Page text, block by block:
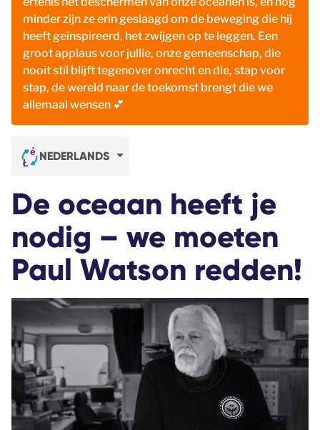
minder zijn ze erin geslaagd om de beweging die hij
heeft geïnspireerd, het zwijgen op te leggen. Een
groot applaus voor jullie, onze gemeenschap, die
nooit stil blijft tegenover onrecht en die, stap voor
stap, de wereld naar de toekomst brengt die we
allemaal wensen 💕
NEDERLANDS
De oceaan heeft je
nodig – we moeten
Paul Watson redden!